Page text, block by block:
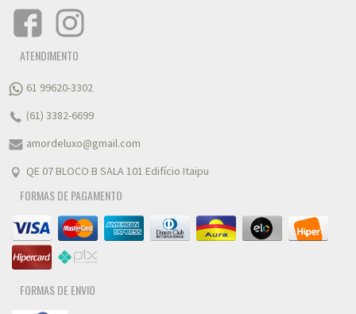
ATENDIMENTO
61 99620-3302
(61) 3382-6699
amordeluxo@gmail.com
QE 07 BLOCO B SALA 101 Edifício Itaipu
FORMAS DE PAGAMENTO
FORMAS DE ENVIO